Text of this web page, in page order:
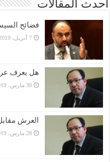
أحدث المقالات
فضائح
7 أبريل، 2019
هل يعرف
30 مارس، 2019
العرش
28 مارس، 2019